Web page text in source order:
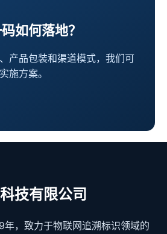
如何落地？
产品包装和渠道模式，我们可
施方案。
技有限公司
，致力于物联网追溯标识领域的